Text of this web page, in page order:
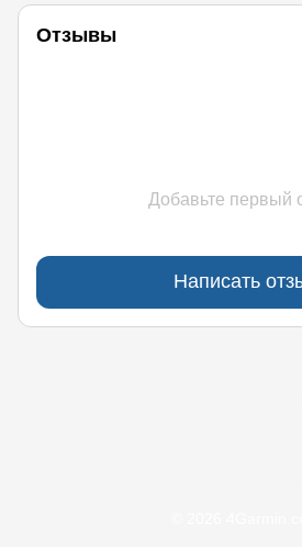
Отзывы
Добавьте первый
Написать